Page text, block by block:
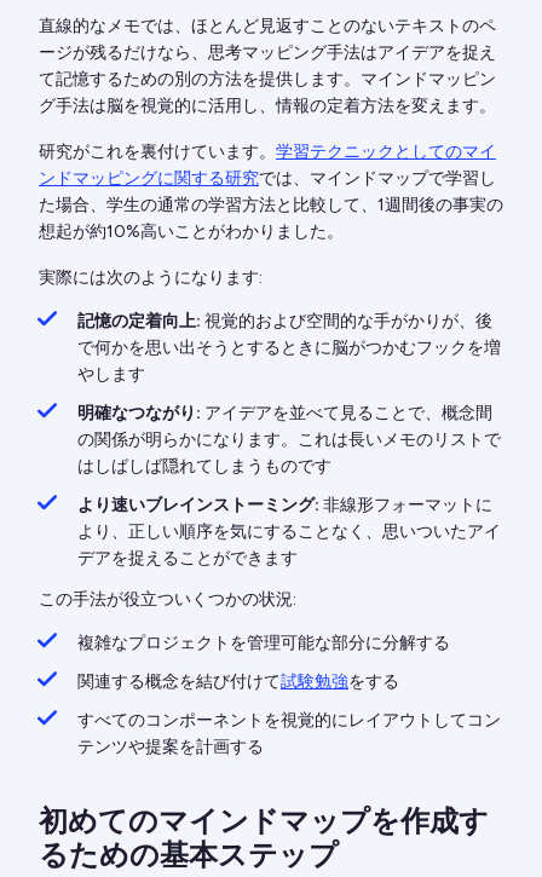
直線的なメモでは、ほとんど見返すことのないテキストのペ
ージが残るだけなら、思考マッピング手法はアイデアを捉え
て記憶するための別の方法を提供します。マインドマッピン
グ手法は脳を視覚的に活用し、情報の定着方法を変えます。
研究がこれを裏付けています。 学習テクニックとしてのマイ
ンドマッピングに関する研究では、マインドマップで学習し
た場合、学生の通常の学習方法と比較して、1週間後の事実の
想起が約10%高いことがわかりました。
実際には次のようになります:
記憶の定着向上: 視覚的および空間的な手がかりが、後
で何かを思い出そうとするときに脳がつかむフックを増
やします
明確なつながり: アイデアを並べて見ることで、概念間
の関係が明らかになります。これは長いメモのリストで
はしばしば隠れてしまうものです
より速いブレインストーミング: 非線形フォーマットに
より、正しい順序を気にすることなく、思いついたアイ
デアを捉えることができます
この手法が役立ついくつかの状況:
複雑なプロジェクトを管理可能な部分に分解する
関連する概念を結び付けて試験勉強をする
すべてのコンポーネントを視覚的にレイアウトしてコン
テンツや提案を計画する
初めてのマインドマップを作成す
るための基本ステップ